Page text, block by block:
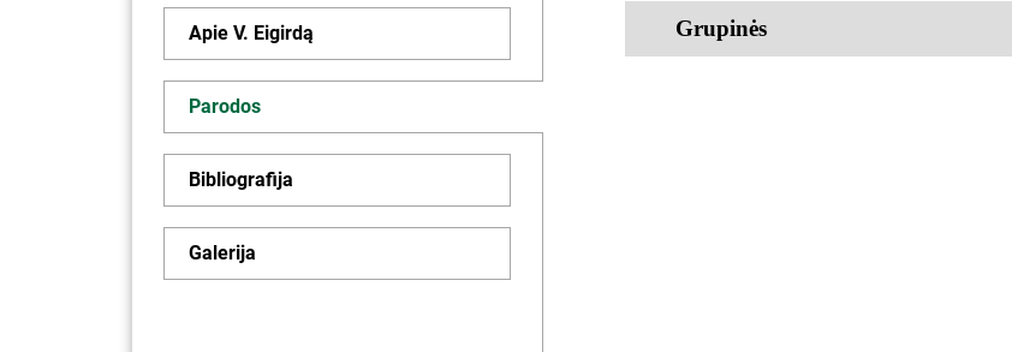
Apie V. Eigirdą
Parodos
Bibliografija
Galerija
Grupinės